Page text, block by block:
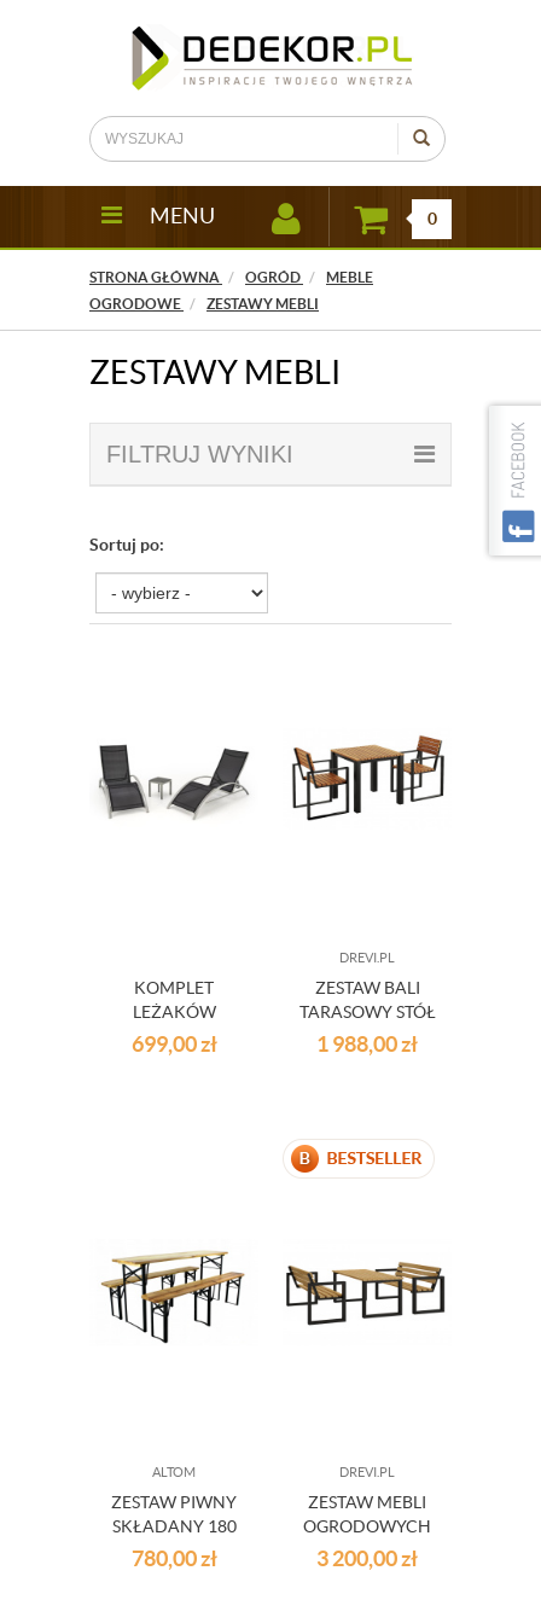
MENU 0
STRONA GŁÓWNA OGRÓD
MEBLE
OGRODOWE
ZESTAWY MEBLI
ZESTAWY MEBLI
FILTRUJ WYNIKI
Sortuj po:
KOMPLET
LEŻAKÓW
PLAŻOWYCH ZE
STOLIKIEM REVIO
699,00zł
DREVI.PL
ZESTAW BALI
TARASOWY STÓŁ
+ 2 KRZESŁA
1 988,00zł
ALTOM
ZESTAW PIWNY
SKŁADANY 180
780,00zł
DREVI.PL
ZESTAW MEBLI
OGRODOWYCH
180CM
3 200,00zł